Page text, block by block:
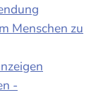
Menschen zu
-